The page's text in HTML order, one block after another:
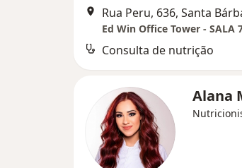
Rua Peru, 636, Santa
Consulta de nutrição
Alana